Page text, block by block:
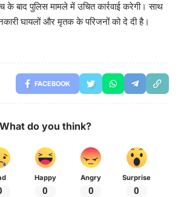
के बाद पुलिस मामले में उचित कार्रवाई करेगी। साथ
घायलों और मृतक के परिजनों को दे दी है।
FACEBOOK
What do you think?
Happy
0
Angry
0
Surprise
0